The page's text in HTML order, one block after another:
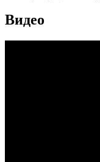
Видео